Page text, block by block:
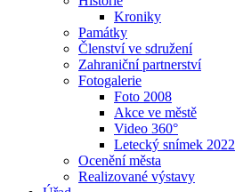
Kroniky
Památky
Členství ve sdružení
Zahraniční partnerství
Fotogalerie
Foto 2008
Akce ve městě
Video 360°
Letecký snímek 2022
Ocenění města
Realizované výstavy